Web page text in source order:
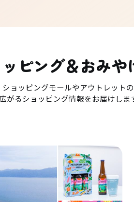
ピング＆おみや
ョッピングモールやアウトレット
がるショッピング情報をお届けしま